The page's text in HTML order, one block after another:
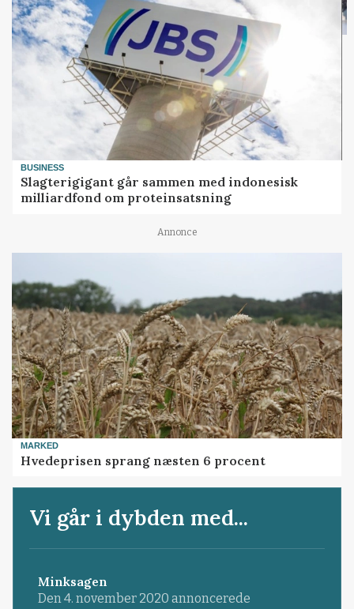
BUSINESS
Slagterigigant går sammen med indonesisk
milliardfond om proteinsatsning
Annonce
MARKED
Hvedeprisen sprang næsten 6 procent
Vi går i dybden med...
Minksagen
Den 4. november 2020 annoncerede